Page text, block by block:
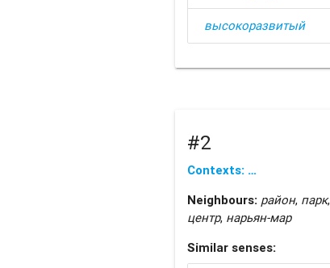
высокоразвитый
#2
Contexts: …
Neighbours: район, парк,
центр, нарьян-мар
Similar senses: